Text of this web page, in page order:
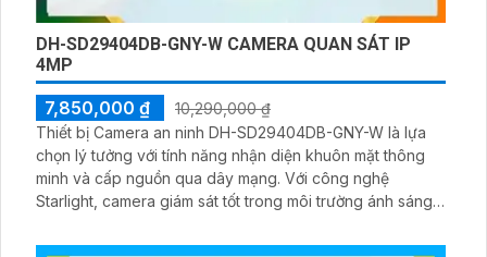
DH-SD29404DB-GNY-W CAMERA QUAN SÁT IP
4MP
7,850,000 ₫
10,290,000 ₫
Thiết bị Camera an ninh DH-SD29404DB-GNY-W là lựa
chọn lý tưởng với tính năng nhận diện khuôn mặt thông
minh và cấp nguồn qua dây mạng. Với công nghệ
Starlight, camera giám sát tốt trong môi trường ánh sáng
50m. Phù hợp cho căn hộ, nhà phố, thiết bị Dome kim loại